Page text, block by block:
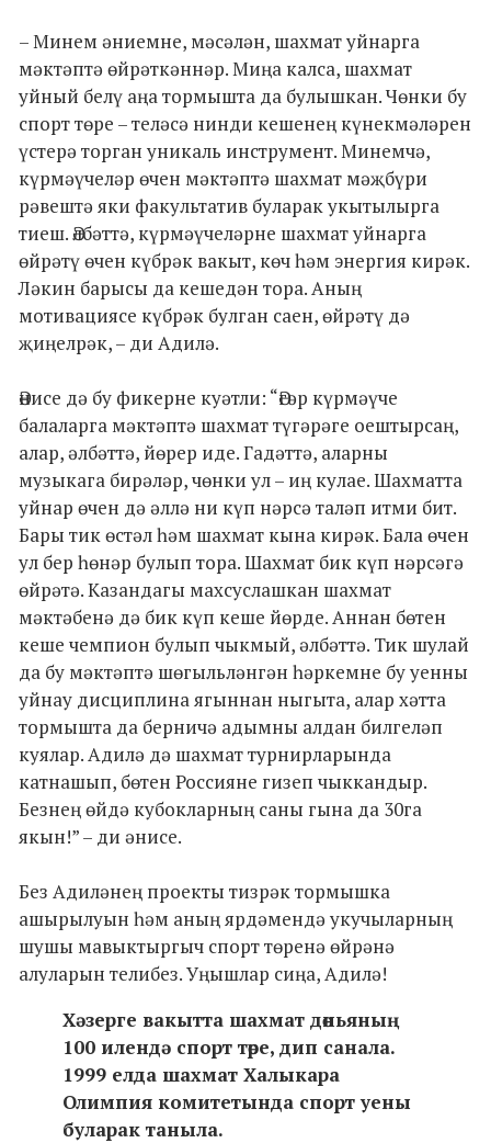
– Минем әниемне, мәсәлән, шахмат уйнарга
мәктәптә өйрәткәннәр. Миңа калса, шахмат
уйный белү аңа тормышта да булышкан. Чөнки бу
спорт төре – теләсә нинди кешенең күнекмәләрен
үстерә торган уникаль инструмент. Минемчә,
күрмәүчеләр өчен мәктәптә шахмат мәҗбүри
рәвештә яки факультатив буларак укытылырга
тиеш. Әлбәттә, күрмәүчеләрне шахмат уйнарга
өйрәтү өчен күбрәк вакыт, көч һәм энергия кирәк.
Ләкин барысы да кешедән тора. Аның
мотивациясе күбрәк булган саен, өйрәтү дә
җиңелрәк, – ди Адилә.
Әнисе дә бу фикерне куәтли: “Әгәр күрмәүче
балаларга мәктәптә шахмат түгәрәге оештырсаң,
алар, әлбәттә, йөрер иде. Гадәттә, аларны
музыкага бирәләр, чөнки ул – иң кулае. Шахматта
уйнар өчен дә әллә ни күп нәрсә таләп итми бит.
Бары тик өстәл һәм шахмат кына кирәк. Бала өчен
ул бер һөнәр булып тора. Шахмат бик күп нәрсәгә
өйрәтә. Казандагы махсуслашкан шахмат
мәктәбенә дә бик күп кеше йөрде. Аннан бөтен
кеше чемпион булып чыкмый, әлбәттә. Тик шулай
да бу мәктәптә шөгыльләнгән һәркемне бу уенны
уйнау дисциплина ягыннан ныгыта, алар хәтта
тормышта да берничә адымны алдан билгеләп
куялар. Адилә дә шахмат турнирларында
катнашып, бөтен Россияне гизеп чыккандыр.
Безнең өйдә кубокларның саны гына да 30га
якын!” – ди әнисе.
Без Адиләнең проекты тизрәк тормышка
ашырылуын һәм аның ярдәмендә укучыларның
шушы мавыктыргыч спорт төренә өйрәнә
алуларын телибез. Уңышлар сиңа, Адилә!
Хәзерге вакытта шахмат дөньяның
100 илендә спорт төре, дип санала.
1999 елда шахмат Халыкара
Олимпия комитетында спорт уены
буларак таныла.